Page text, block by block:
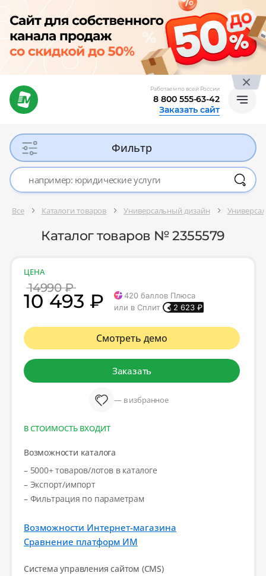
Работаем по всей России
8 800 555-63-42
Заказать сайт
Фильтр
Все Каталоги товаров Универсальный дизайн
Каталог товаров № 2355579
ЦЕНА
14990 ₽
10 493 ₽ 420баллов Плюса
или в Сплит
2 623₽
Смотреть демо
Заказать
— в избранное
В СТОИМОСТЬ ВХОДИТ
Возможности каталога
– 5000+ товаров/лотов в каталоге
– Экспорт/импорт
– Фильтрация по параметрам
Возможности Интернет-магазина
Сравнение платформ ИМ
Система управления сайтом (CMS)